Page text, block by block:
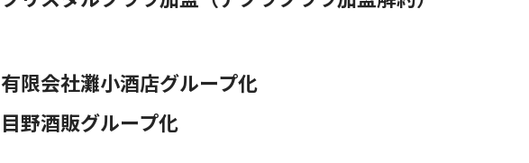
有限会社灘小酒店グループ化
目野酒販グループ化